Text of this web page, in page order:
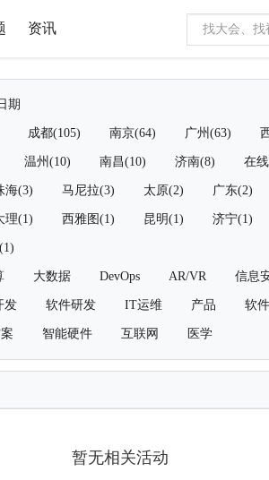
资讯
期
成都(105) 南京(64) 广州(63)
温州(10) 南昌(10) 济南(8) 在
海(3) 马尼拉(3) 太原(2) 广东(2)
理(1) 西雅图(1) 昆明(1) 济宁(1)
大数据 DevOps AR/VR 信息
发 软件研发 IT运维 产品 软
智能硬件 互联网 医学
暂无相关活动